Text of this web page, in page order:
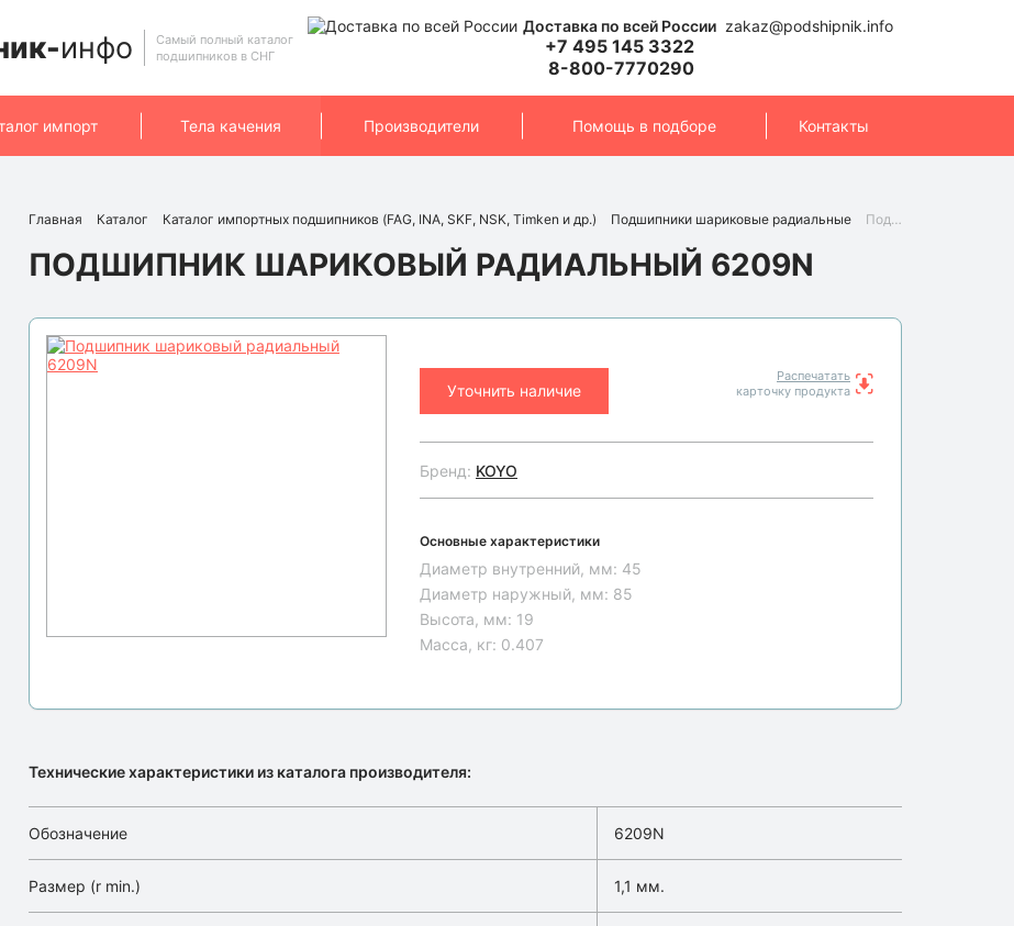
инфо
Самый полный каталог
подшипников в СНГ
Доставка по всей России zakaz@podshipnik.info
+7 495 145 3322
8-800-7770290
импорт Тела качения Производители Помощь в подборе Контакты
Главная Каталог Каталог импортных подшипников (FAG, INA, SKF, NSK, Timken и др.) Подшипники шариковые радиальные Подшипник 6209N (KOYO)
ПОДШИПНИК ШАРИКОВЫЙ РАДИАЛЬНЫЙ 6209N
Уточнить наличие
Распечатать
карточку продукта
Бренд: KOYO
Основные характеристики
Диаметр внутренний, мм: 45
Диаметр наружный, мм: 85
Высота, мм: 19
Масса, кг: 0.407
Технические характеристики из каталога производителя:
Обозначение 6209N
Размер (r min.) 1,1 мм.